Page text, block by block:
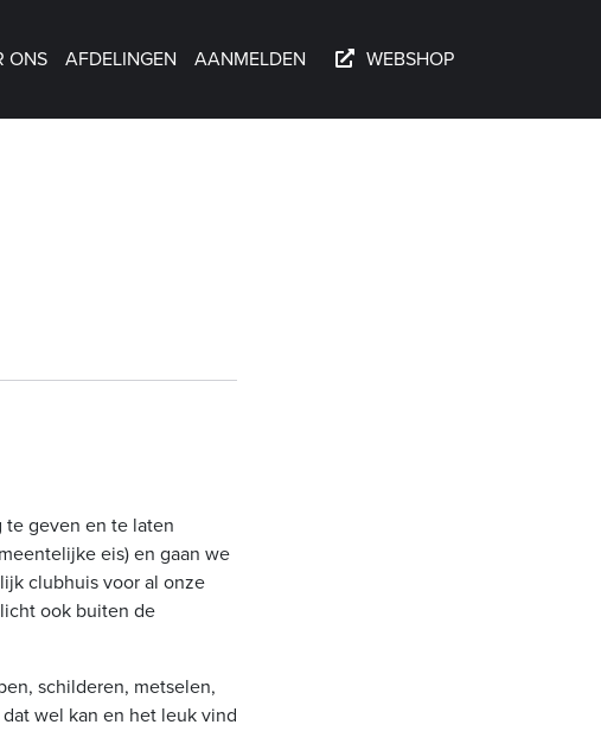
ONS AFDELINGEN AANMELDEN WEBSHOP
te geven en te laten
eis) en gaan we
clubhuis voor al onze
ook buiten de
schilderen, metselen,
wel kan en het leuk vind